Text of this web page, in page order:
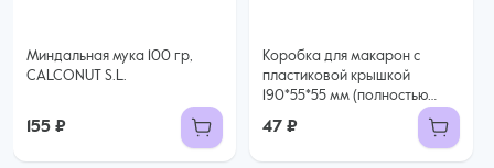
Миндальная мука 100 гр,
CALCONUT S.L.
155 ₽
Коробка для макарон с
пластиковой крышкой
190*55*55 мм (полностью
47 ₽